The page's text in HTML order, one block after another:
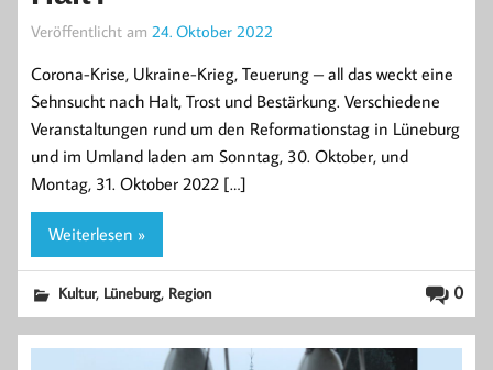
Veröffentlicht am 24. Oktober 2022
Corona-Krise, Ukraine-Krieg, Teuerung – all das weckt eine
Sehnsucht nach Halt, Trost und Bestärkung. Verschiedene
Veranstaltungen rund um den Reformationstag in Lüneburg
und im Umland laden am Sonntag, 30. Oktober, und
Montag, 31. Oktober 2022 […]
Weiterlesen »
0
Kultur, Lüneburg, Region